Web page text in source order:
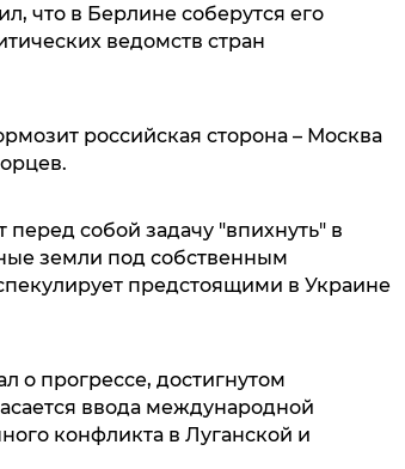
что в Берлине соберутся его
ведомств стран
российская сторона – Москва
собой задачу "впихнуть" в
земли под собственным
предстоящими в Украине
о прогрессе, достигнутом
ввода международной
конфликта в Луганской и